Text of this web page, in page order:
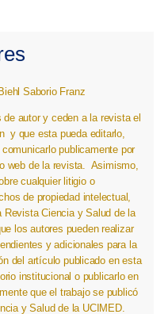
Saborio Franz
de autor y ceden a la revista el
y que esta pueda editarlo,
publicamente por
web de la revista. Asimismo,
cualquier litigio o
de propiedad intelectual,
Revista Ciencia y Salud de la
los autores pueden realizar
y adicionales para la
del artículo publicado en esta
institucional o publicarlo en
que el trabajo se publicó
y Salud de la UCIMED.